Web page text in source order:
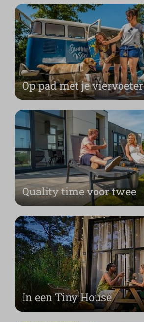
Op pad met je viervoeter
Quality time voor twee
In een Tiny House